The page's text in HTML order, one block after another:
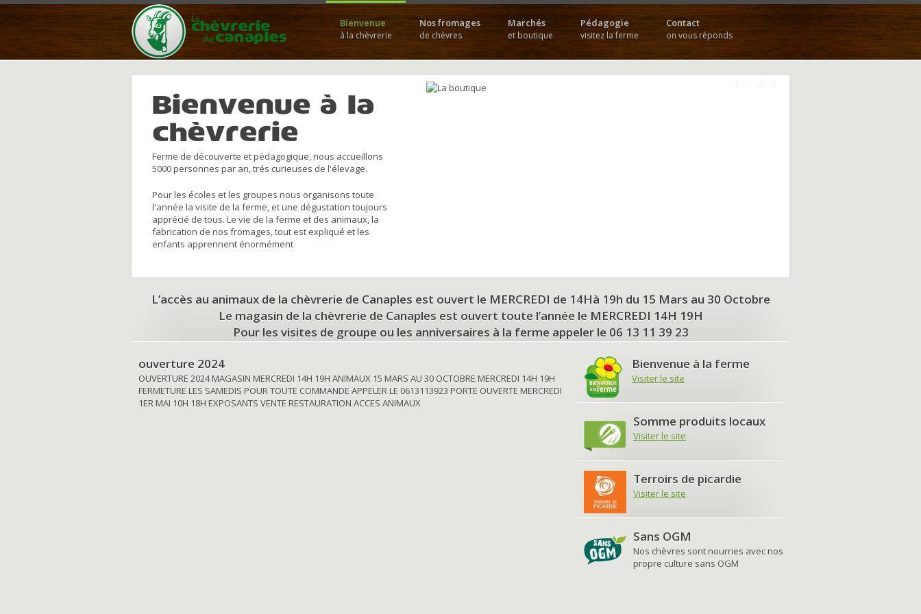
Bienvenue
à la chèvrerie
Nos fromages
de chèvres
Marchés
et boutique
Pédagogie
visitez la ferme
Contact
on vous réponds
Bienvenue à la
chèvrerie
Ferme de découverte et pédagogique, nous accueillons
5000 personnes par an, trés curieuses de l'élevage.
Pour les écoles et les groupes nous organisons toute
l'année la visite de la ferme, et une dégustation toujours
apprécié de tous. Le vie de la ferme et des animaux, la
fabrication de nos fromages, tout est expliqué et les
enfants apprennent énormément
L’accès au animaux de la chèvrerie de Canaples est ouvert le MERCREDI de 14Hà 19h du 15 Mars au 30 Octobre
Le magasin de la chèvrerie de Canaples est ouvert toute l’année le MERCREDI 14H 19H
Pour les visites de groupe ou les anniversaires à la ferme appeler le 06 13 11 39 23
ouverture 2024
OUVERTURE 2024 MAGASIN MERCREDI 14H 19H ANIMAUX 15 MARS AU 30 OCTOBRE MERCREDI 14H 19H
FERMETURE LES SAMEDIS POUR TOUTE COMMANDE APPELER LE 0613113923 PORTE OUVERTE MERCREDI
1ER MAI 10H 18H EXPOSANTS VENTE RESTAURATION ACCES ANIMAUX
Bienvenue à la ferme
Visiter le site
Somme produits locaux
Visiter le site
Terroirs de picardie
Visiter le site
Sans OGM
Nos chèvres sont nourries avec nos
propre culture sans OGM